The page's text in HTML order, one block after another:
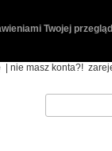
Twojej
| nie masz konta?!